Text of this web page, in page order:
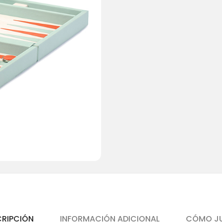
INFORMACIÓN ADICIONAL CÓMO